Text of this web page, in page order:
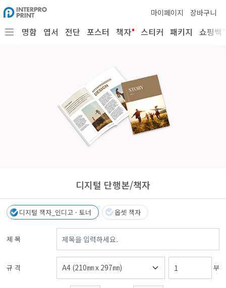
마이페이지 장바구니
명함 엽서 전단 포스터 책자• 스티커 패키지 쇼핑백•
디지털 단행본/책자
디지털 책자_인디고 · 토너 옵셋 책자
제 목
규 격 부